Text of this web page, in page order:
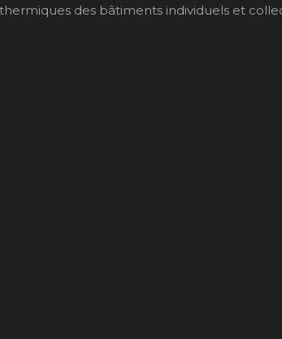
des bâtiments individuels et